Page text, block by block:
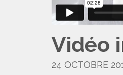
Vidéo
24 OCTOBRE